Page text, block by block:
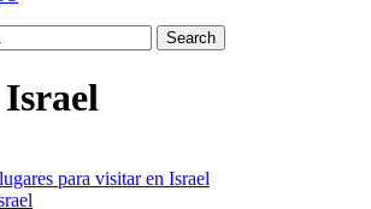
Israel
para visitar en Israel